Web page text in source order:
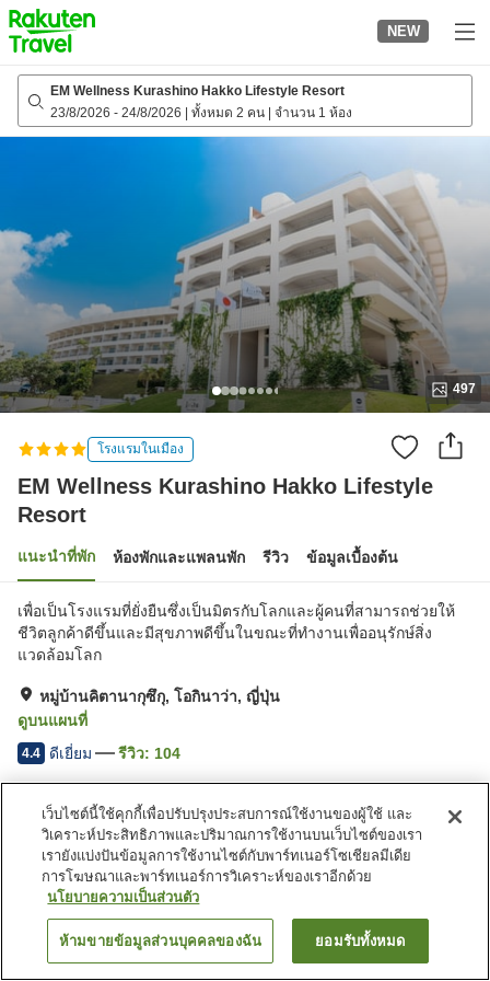
to
top
page
NEW
EM Wellness Kurashino Hakko Lifestyle Resort
23/8/2026 - 24/8/2026 ทั้งหมด 2 คน จำนวน 1 ห้อง
497
โรงแรมในเมือง
EM Wellness Kurashino Hakko Lifestyle
Resort
แนะนำที่พัก ห้องพักและแพลนพัก รีวิว ข้อมูลเบื้องต้น
เพื่อเป็นโรงแรมที่ยั่งยืนซึ่งเป็นมิตรกับโลกและผู้คนที่สามารถช่วยให้
ชีวิตลูกค้าดีขึ้นและมีสุขภาพดีขึ้นในขณะที่ทำงานเพื่ออนุรักษ์สิ่ง
แวดล้อมโลก
หมู่บ้านคิตานากุซึกุ, โอกินาว่า, ญี่ปุ่น
ดูบนแผนที่
4.4 ดีเยี่ยม รีวิว: 104
สิ่งอำนวยความสะดวกในที่พัก
ที่จอดรถ
อ่างน้ำวน
อ่างหินร้อน
ซาวน่า
EM Wellness Kurashino Hakko Lifestyle Resort
ค้นหาห้องพัก
เว็บไซต์นี้ใช้คุกกี้เพื่อปรับปรุงประสบการณ์ใช้งานของผู้ใช้ และ
วิเคราะห์ประสิทธิภาพและปริมาณการใช้งานบนเว็บไซต์ของเรา
เรายังแบ่งปันข้อมูลการใช้งานไซต์กับพาร์ทเนอร์โซเชียลมีเดีย
การโฆษณาและพาร์ทเนอร์การวิเคราะห์ของเราอีกด้วย
นโยบายความเป็นส่วนตัว
ห้ามขายข้อมูลส่วนบุคคลของฉัน ยอมรับทั้งหมด